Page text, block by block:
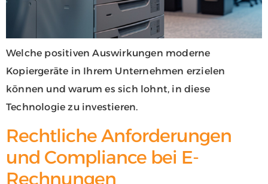
Welche positiven Auswirkungen moderne
Kopiergeräte in Ihrem Unternehmen erzielen
können und warum es sich lohnt, in diese
Technologie zu investieren.
Rechtliche Anforderungen
und Compliance bei E-
Rechnungen